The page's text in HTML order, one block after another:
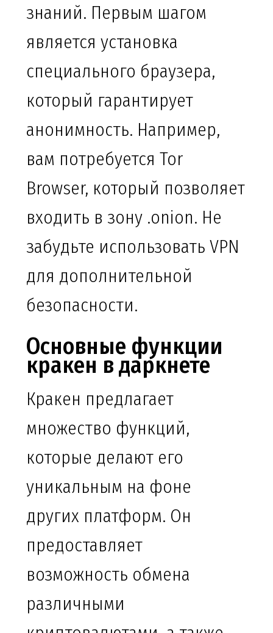
знаний. Первым шагом
является установка
специального браузера,
который гарантирует
анонимность. Например,
вам потребуется Tor
Browser, который позволяет
входить в зону .onion. Не
забудьте использовать VPN
для дополнительной
безопасности.
Основные функции
кракен в даркнете
Кракен предлагает
множество функций,
которые делают его
уникальным на фоне
других платформ. Он
предоставляет
возможность обмена
различными